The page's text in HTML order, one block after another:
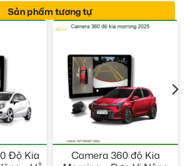
Sản phẩm tương tự
Độ Kia
Camera 360 độ Kia